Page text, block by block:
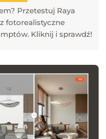
Przetestuj Raya
fotorealistyczne
Kliknij i sprawdź!